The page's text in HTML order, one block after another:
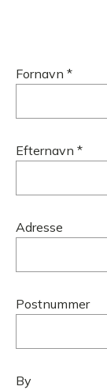
Fornavn *
Efternavn *
Adresse
Postnummer
By